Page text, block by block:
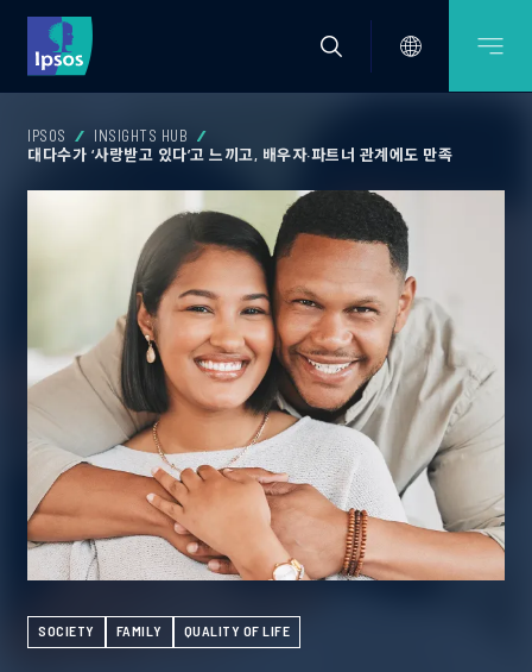
IPSOS
INSIGHTS HUB
대다수가 ‘사랑받고 있다’고 느끼고, 배우자·파트너 관계에도 만족
SOCIETY FAMILY QUALITY OF LIFE